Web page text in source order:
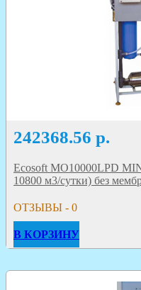
242368.56 р.
Ecosoft MO10000LPD
10800 м3/сутки) без
ОТЗЫВЫ - 0
В КОРЗИНУ